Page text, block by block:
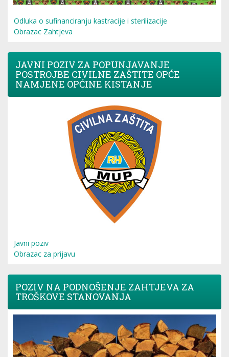
Odluka o sufinanciranju kastracije i sterilizacije
Obrazac Zahtjeva
JAVNI POZIV ZA POPUNJAVANJE
POSTROJBE CIVILNE ZAŠTITE OPĆE
NAMJENE OPĆINE KISTANJE
Javni poziv
Obrazac za prijavu
POZIV NA PODNOŠENJE ZAHTJEVA ZA
TROŠKOVE STANOVANJA